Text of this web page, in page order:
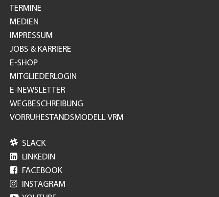
TERMINE
MEDIEN
IMPRESSUM
JOBS & KARRIERE
E-SHOP
MITGLIEDERLOGIN
E-NEWSLETTER
WEGBESCHREIBUNG
VORRUHESTANDSMODELL VRM
 SLACK
 LINKEDIN
 FACEBOOK
 INSTAGRAM